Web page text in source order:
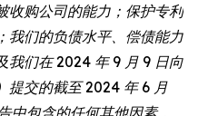
收购公司的能力；保护专利
我们的负债水平、偿债能力
我们在 2024 年 9 月 9 日向
提交的截至 2024 年 6 月
中包含的任何其他因素，